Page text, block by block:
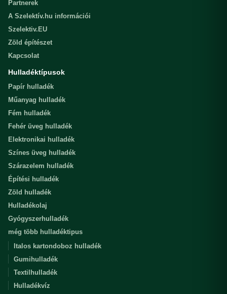
Partnerek
A Szelektív.hu információi
Szelektiv.EU
Zöld építészet
Kapcsolat
Hulladéktípusok
Papír hulladék
Műanyag hulladék
Fém hulladék
Fehér üveg hulladék
Elektronikai hulladék
Színes üveg hulladék
Szárazelem hulladék
Építési hulladék
Zöld hulladék
Hulladékolaj
Gyógyszerhulladék
még több hulladéktipus
Italos kartondoboz hulladék
Gumihulladék
Textilhulladék
Hulladékvíz